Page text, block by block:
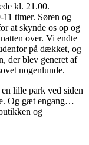
kl. 21.00.
timer. Søren og
at skynde os op og
over. Vi endte
på dækket, og
der blev generet af
nogenlunde.
lille park ved siden
Og gæt engang…
og